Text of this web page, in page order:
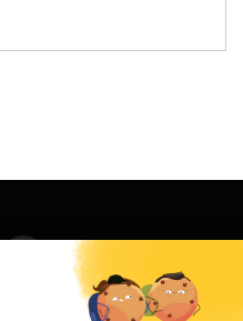
Instagram